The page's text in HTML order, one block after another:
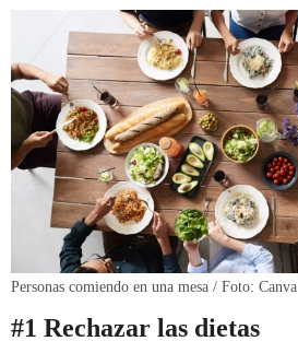
Personas comiendo en una mesa / Foto: Canva
#1 Rechazar las dietas